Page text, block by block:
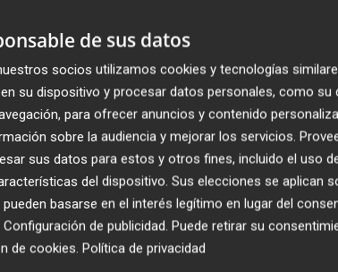
"una alianza para defender el futuro como
ni los puertos para nuestros
turísticos, ni es la financiación un asunto
debate. Es el agua que necesita el futuro de
más mercados y los aeropuertos que
para la sanidad, para la política y la
las empresas como "motor de
de exigencias que plantea la necesidad de
el valor la CEV como "referencia estable"
económica".
de sus datos
socios utilizamos cookies y tecnologías
su dispositivo y procesar datos personales, como su
para ofrecer anuncios y contenido
sobre la audiencia y mejorar los servicios.
sus datos para estos y otros fines, incluido el uso
del dispositivo. Sus elecciones se aplican
basarse en el interés legítimo en lugar del
Configuración de publicidad. Puede retirar su
de cookies. Política de privacidad